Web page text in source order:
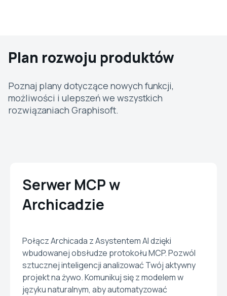
Plan rozwoju produktów
Poznaj plany dotyczące nowych funkcji,
możliwości i ulepszeń we wszystkich
rozwiązaniach Graphisoft.
Serwer MCP w
Archicadzie
Połącz Archicada z Asystentem AI dzięki
wbudowanej obsłudze protokołu MCP. Pozwól
sztucznej inteligencji analizować Twój aktywny
projekt na żywo. Komunikuj się z modelem w
języku naturalnym, aby automatyzować